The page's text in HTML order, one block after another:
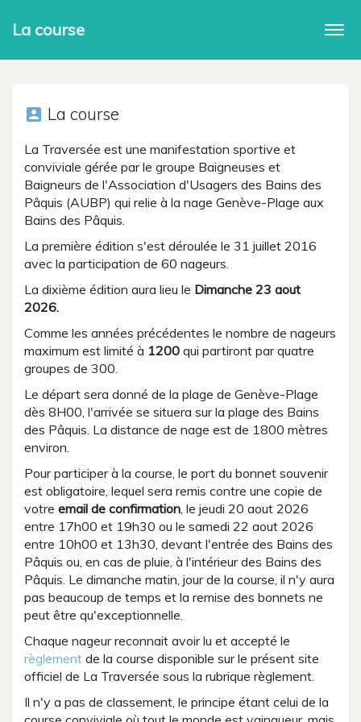
La course
account_box La course
La Traversée est une manifestation sportive et
conviviale gérée par le groupe Baigneuses et
Baigneurs de l'Association d'Usagers des Bains des
Pâquis (AUBP) qui relie à la nage Genève-Plage aux
Bains des Pâquis.
La première édition s'est déroulée le 31 juillet 2016
avec la participation de 60 nageurs.
La dixième édition aura lieu le Dimanche 23 aout
2026.
Comme les années précédentes le nombre de nageurs
maximum est limité à 1200 qui partiront par quatre
groupes de 300.
Le départ sera donné de la plage de Genève-Plage
dès 8H00, l'arrivée se situera sur la plage des Bains
des Pâquis. La distance de nage est de 1800 mètres
environ.
Pour participer à la course, le port du bonnet souvenir
est obligatoire, lequel sera remis contre une copie de
votre email de confirmation, le jeudi 20 aout 2026
entre 17h00 et 19h30 ou le samedi 22 aout 2026
entre 10h00 et 13h30, devant l'entrée des Bains des
Pâquis ou, en cas de pluie, à l'intérieur des Bains des
Pâquis. Le dimanche matin, jour de la course, il n'y aura
pas beaucoup de temps et la remise des bonnets ne
peut être qu'exceptionnelle.
Chaque nageur reconnait avoir lu et accepté le
règlement de la course disponible sur le présent site
officiel de La Traversée sous la rubrique règlement.
Il n'y a pas de classement, le principe étant celui de la